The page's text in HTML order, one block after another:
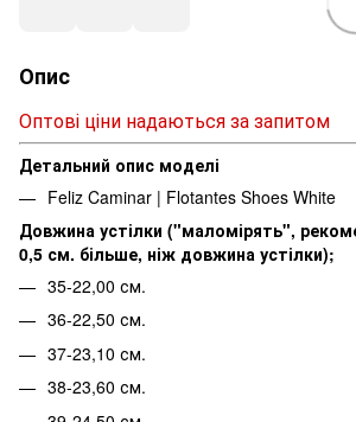
Опис
Оптові ціни надаються за запитом
Детальний опис моделі
Feliz Caminar | Flotantes Shoes White
Довжина устілки ("маломірять",
0,5 см. більше, ніж довжина устілки);
35-22,00 см.
36-22,50 см.
37-23,10 см.
38-23,60 см.